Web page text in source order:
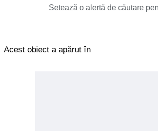
Setează o alertă de căutare
Acest obiect a apărut în